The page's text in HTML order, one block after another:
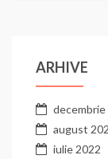
ARHIVE
decembrie
august
iulie 2022